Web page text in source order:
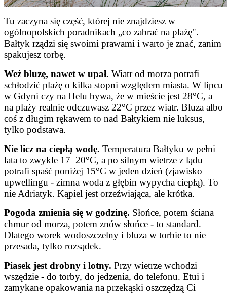
Tu zaczyna się część, której nie znajdziesz w
ogólnopolskich poradnikach „co zabrać na plażę".
Bałtyk rządzi się swoimi prawami i warto je znać, zanim
spakujesz torbę.
Weź bluzę, nawet w upał. Wiatr od morza potrafi
schłodzić plażę o kilka stopni względem miasta. W lipcu
w Gdyni czy na Helu bywa, że w mieście jest 28°C, a
na plaży realnie odczuwasz 22°C przez wiatr. Bluza albo
coś z długim rękawem to nad Bałtykiem nie luksus,
tylko podstawa.
Nie licz na ciepłą wodę. Temperatura Bałtyku w pełni
lata to zwykle 17–20°C, a po silnym wietrze z lądu
potrafi spaść poniżej 15°C w jeden dzień (zjawisko
upwellingu - zimna woda z głębin wypycha ciepłą). To
nie Adriatyk. Kąpiel jest orzeźwiająca, ale krótka.
Pogoda zmienia się w godzinę. Słońce, potem ściana
chmur od morza, potem znów słońce - to standard.
Dlatego worek wodoszczelny i bluza w torbie to nie
przesada, tylko rozsądek.
Piasek jest drobny i lotny. Przy wietrze wchodzi
wszędzie - do torby, do jedzenia, do telefonu. Etui i
zamykane opakowania na przekąski oszczędzą Ci